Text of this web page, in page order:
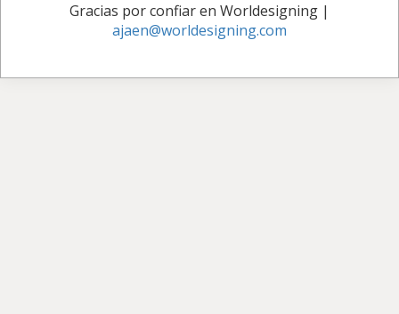
Gracias por confiar en Worldesigning |
ajaen@worldesigning.com